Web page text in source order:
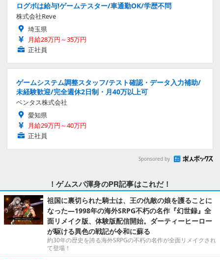
ログボは給与!ゲームテスター/車通勤OK/学歴不問
株式会社Reve
埼玉県
月給28万円～35万円
正社員
ゲームシステム調整スタッフ/テスト確認・データ入力補助/
未経験歓迎/完全週休2日制・月40万以上可
ベンタス株式会社
愛知県
月給29万円～40万円
正社員
Sponsored by
！ゲムスパ渾身のPR記事はこれだ！
祖国に裏切られた騎士は、王の仇敵の娘を護ることに
なった―1998年の海外SRPG不朽の名作『幻世録』全
面リメイク版、体験版配信開始。ダーティーヒーロー
が駆ける異色の戦記が令和に蘇る
約30年の歴史を誇る海外SRPGの不朽の名作が全面リメイクされ
て登場！